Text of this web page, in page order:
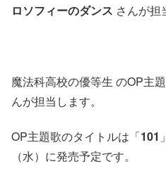
ロソフィーのダンス さんが担
魔法科高校の優等生 のOP主
んが担当します。
OP主題歌のタイトルは「101
（水）に発売予定です。